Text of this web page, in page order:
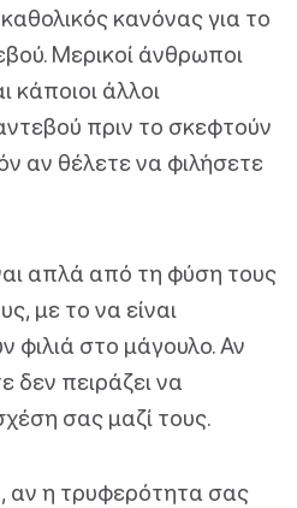
κανόνας για το
Μερικοί άνθρωποι
κάποιοι άλλοι
πριν το σκεφτούν
αν θέλετε να φιλήσετε
απλά από τη φύση τους
με το να είναι
φιλιά στο μάγουλο. Αν
δεν πειράζει να
σας μαζί τους.
αν η τρυφερότητα σας